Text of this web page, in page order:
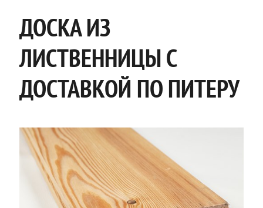
ДОСКА ИЗ
ЛИСТВЕННИЦЫ С
ДОСТАВКОЙ ПО ПИТЕРУ